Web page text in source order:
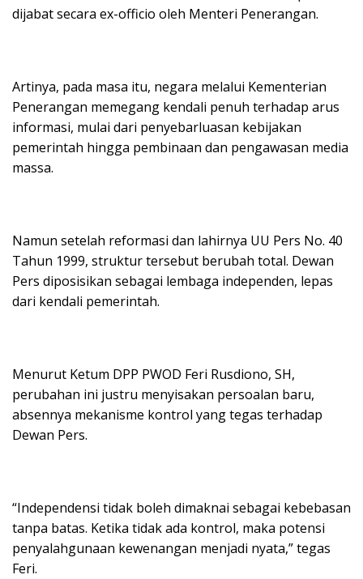
dijabat secara ex-officio oleh Menteri Penerangan.
Artinya, pada masa itu, negara melalui Kementerian
Penerangan memegang kendali penuh terhadap arus
informasi, mulai dari penyebarluasan kebijakan
pemerintah hingga pembinaan dan pengawasan media
massa.
Namun setelah reformasi dan lahirnya UU Pers No. 40
Tahun 1999, struktur tersebut berubah total. Dewan
Pers diposisikan sebagai lembaga independen, lepas
dari kendali pemerintah.
Menurut Ketum DPP PWOD Feri Rusdiono, SH,
perubahan ini justru menyisakan persoalan baru,
absennya mekanisme kontrol yang tegas terhadap
Dewan Pers.
“Independensi tidak boleh dimaknai sebagai kebebasan
tanpa batas. Ketika tidak ada kontrol, maka potensi
penyalahgunaan kewenangan menjadi nyata,” tegas
Feri.